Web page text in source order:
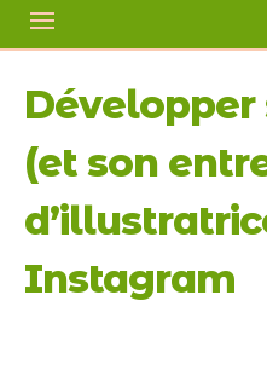
(et son
Instagram